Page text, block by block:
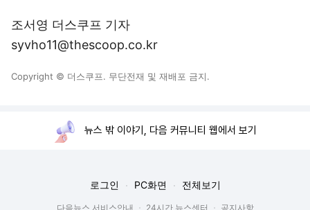
조서영 더스쿠프 기자
syvho11@thescoop.co.kr
Copyright © 더스쿠프. 무단전재 및 재배포 금지.
뉴스 밖 이야기, 다음 커뮤니티 웹에서 보기
로그인 PC화면 전체보기
다음뉴스 서비스안내 24시간 뉴스센터 공지사항